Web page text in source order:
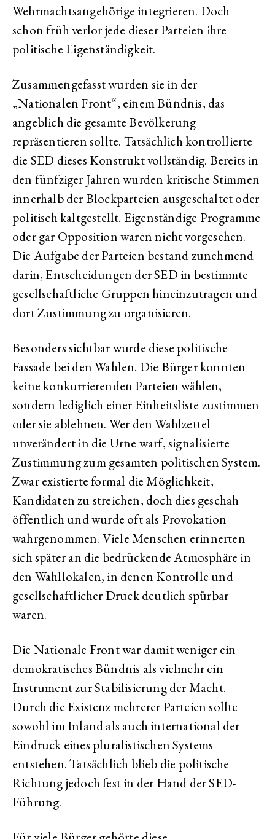
Wehrmachtsangehörige integrieren. Doch
schon früh verlor jede dieser Parteien ihre
politische Eigenständigkeit.
Zusammengefasst wurden sie in der
„Nationalen Front“, einem Bündnis, das
angeblich die gesamte Bevölkerung
repräsentieren sollte. Tatsächlich kontrollierte
die SED dieses Konstrukt vollständig. Bereits in
den fünfziger Jahren wurden kritische Stimmen
innerhalb der Blockparteien ausgeschaltet oder
politisch kaltgestellt. Eigenständige Programme
oder gar Opposition waren nicht vorgesehen.
Die Aufgabe der Parteien bestand zunehmend
darin, Entscheidungen der SED in bestimmte
gesellschaftliche Gruppen hineinzutragen und
dort Zustimmung zu organisieren.
Besonders sichtbar wurde diese politische
Fassade bei den Wahlen. Die Bürger konnten
keine konkurrierenden Parteien wählen,
sondern lediglich einer Einheitsliste zustimmen
oder sie ablehnen. Wer den Wahlzettel
unverändert in die Urne warf, signalisierte
Zustimmung zum gesamten politischen System.
Zwar existierte formal die Möglichkeit,
Kandidaten zu streichen, doch dies geschah
öffentlich und wurde oft als Provokation
wahrgenommen. Viele Menschen erinnerten
sich später an die bedrückende Atmosphäre in
den Wahllokalen, in denen Kontrolle und
gesellschaftlicher Druck deutlich spürbar
waren.
Die Nationale Front war damit weniger ein
demokratisches Bündnis als vielmehr ein
Instrument zur Stabilisierung der Macht.
Durch die Existenz mehrerer Parteien sollte
sowohl im Inland als auch international der
Eindruck eines pluralistischen Systems
entstehen. Tatsächlich blieb die politische
Richtung jedoch fest in der Hand der SED-
Führung.